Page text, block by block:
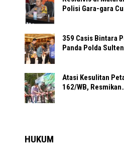
Polisi Gara-gara
359 Casis Bintara
Panda Polda
Atasi Kesulitan
162/WB,
HUKUM